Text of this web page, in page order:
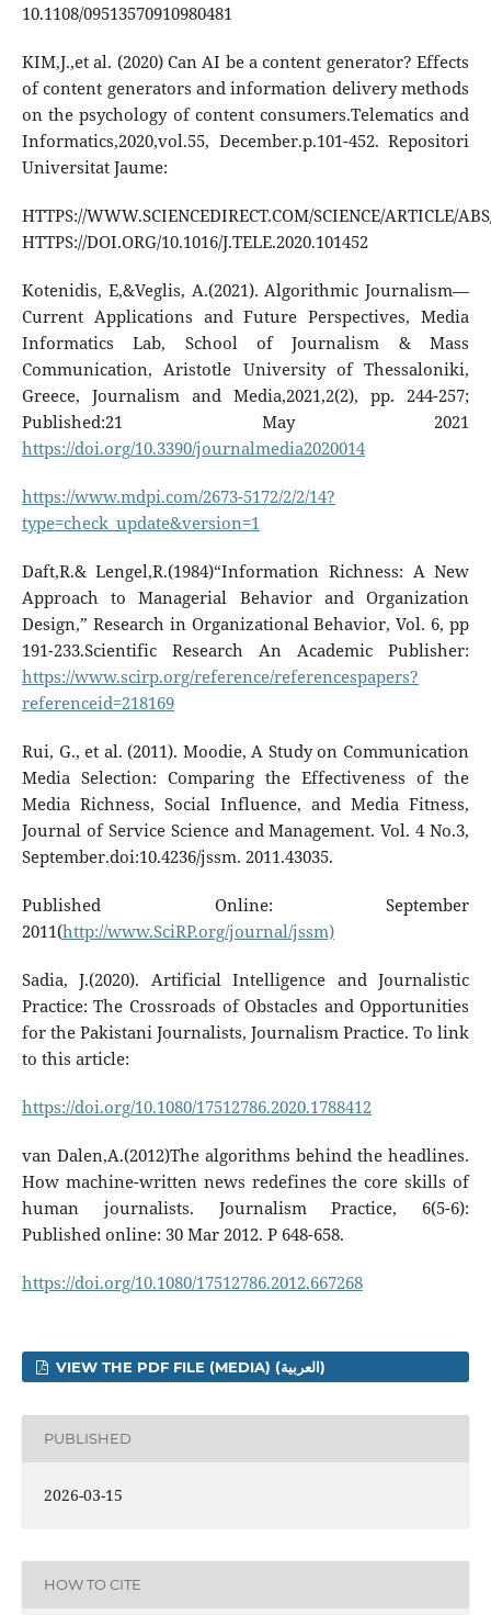
10.1108/09513570910980481
KIM,J.,et al. (2020) Can AI be a content generator? Effects
of content generators and information delivery methods
on the psychology of content consumers.Telematics and
Informatics,2020,vol.55, December.p.101-452. Repositori
Universitat Jaume:
HTTPS://WWW.SCIENCEDIRECT.COM/SCIENCE/ARTICLE/
HTTPS://DOI.ORG/10.1016/J.TELE.2020.101452
Kotenidis, E,&Veglis, A.(2021). Algorithmic Journalism—
Current Applications and Future Perspectives, Media
Informatics Lab, School of Journalism & Mass
Communication, Aristotle University of Thessaloniki,
Greece, Journalism and Media,2021,2(2), pp. 244-257;
Published:21 May 2021
https://doi.org/10.3390/journalmedia2020014
https://www.mdpi.com/2673-5172/2/2/14?
type=check_update&version=1
Daft,R.& Lengel,R.(1984)“Information Richness: A New
Approach to Managerial Behavior and Organization
Design,” Research in Organizational Behavior, Vol. 6, pp
191-233.Scientific Research An Academic Publisher:
https://www.scirp.org/reference/referencespapers?
referenceid=218169
Rui, G., et al. (2011). Moodie, A Study on Communication
Media Selection: Comparing the Effectiveness of the
Media Richness, Social Influence, and Media Fitness,
Journal of Service Science and Management. Vol. 4 No.3,
September.doi:10.4236/jssm. 2011.43035.
Published Online: September
2011(http://www.SciRP.org/journal/jssm)
Sadia, J.(2020). Artificial Intelligence and Journalistic
Practice: The Crossroads of Obstacles and Opportunities
for the Pakistani Journalists, Journalism Practice. To link
to this article:
https://doi.org/10.1080/17512786.2020.1788412
van Dalen,A.(2012)The algorithms behind the headlines.
How machine-written news redefines the core skills of
human journalists. Journalism Practice, 6(5-6):
Published online: 30 Mar 2012. P 648-658.
https://doi.org/10.1080/17512786.2012.667268
VIEW THE PDF FILE (MEDIA) (العربية)
PUBLISHED
2026-03-15
HOW TO CITE